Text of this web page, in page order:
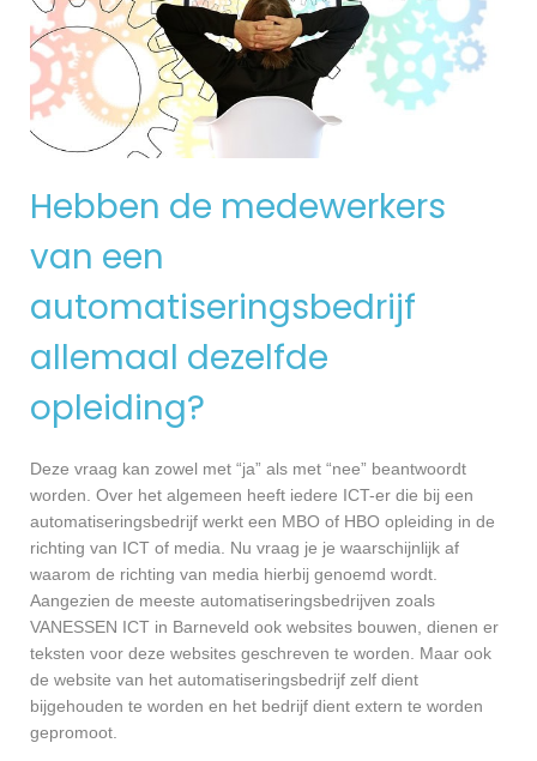
Hebben de medewerkers
van een
automatiseringsbedrijf
allemaal dezelfde
opleiding?
Deze vraag kan zowel met “ja” als met “nee” beantwoordt
worden. Over het algemeen heeft iedere ICT-er die bij een
automatiseringsbedrijf werkt een MBO of HBO opleiding in de
richting van ICT of media. Nu vraag je je waarschijnlijk af
waarom de richting van media hierbij genoemd wordt.
Aangezien de meeste automatiseringsbedrijven zoals
VANESSEN ICT in Barneveld ook websites bouwen, dienen er
teksten voor deze websites geschreven te worden. Maar ook
de website van het automatiseringsbedrijf zelf dient
bijgehouden te worden en het bedrijf dient extern te worden
gepromoot.